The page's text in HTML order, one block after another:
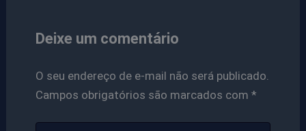
Deixe um comentário
O seu endereço de e-mail não será publicado.
Campos obrigatórios são marcados com *